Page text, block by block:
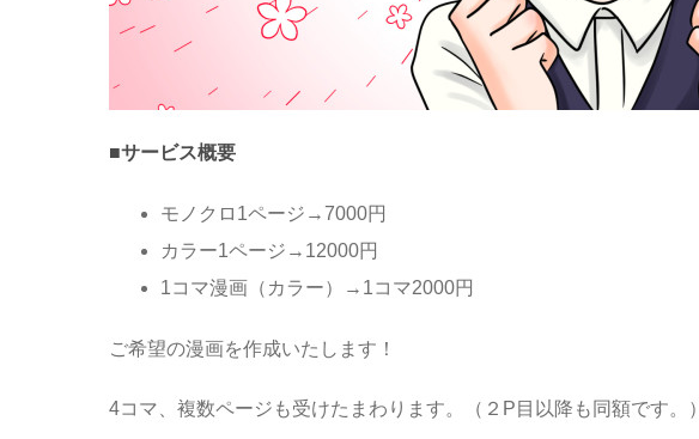
■サービス概要
モノクロ1ページ→7000円
カラー1ページ→12000円
1コマ漫画（カラー）→1コマ2000円
ご希望の漫画を作成いたします！
4コマ、複数ページも受けたまわります。（２P目以降も同額です。）